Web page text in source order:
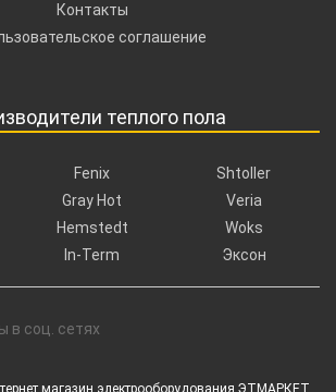
Контакты
соглашение
теплого пола
Fenix
Gray Hot
Hemstedt
In-Term
Shtoller
Veria
Woks
Эксон
в соц. сетях